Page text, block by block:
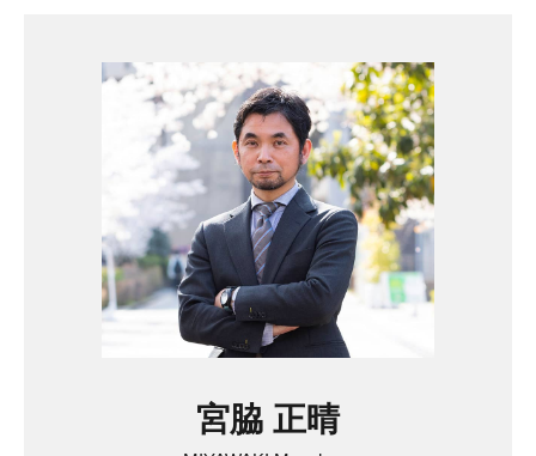
宮脇 正晴